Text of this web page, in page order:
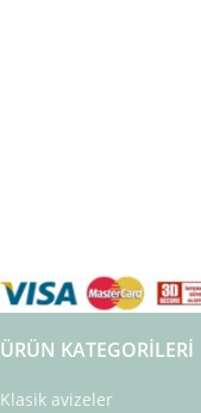
ÜRÜN KATEGORILERI
Klasik avizeler